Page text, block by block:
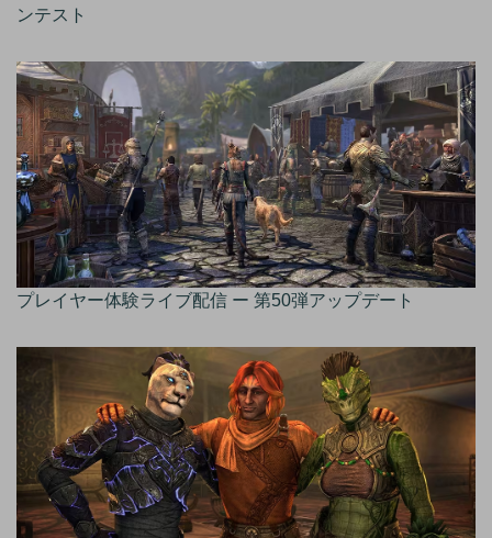
ンテスト
プレイヤー体験ライブ配信 ー 第50弾アップデート